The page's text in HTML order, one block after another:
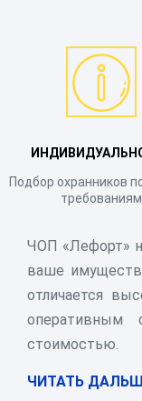
Подбор охранников
требованиям
ЧОП «Лефорт»
ваше
отличается
оперативным
стоимостью.
ЧИТАТЬ